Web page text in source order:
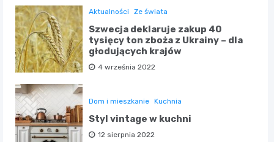
Aktualności Ze świata
Szwecja deklaruje zakup 40
tysięcy ton zboża z Ukrainy – dla
głodujących krajów
4 września 2022
Dom i mieszkanie Kuchnia
Styl vintage w kuchni
12 sierpnia 2022